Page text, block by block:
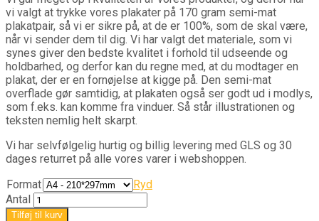
vi valgt at trykke vores plakater på 170 gram semi-mat
plakatpair, så vi er sikre på, at de er 100%, som de skal være,
når vi sender dem til dig. Vi har valgt det materiale, som vi
synes giver den bedste kvalitet i forhold til udseende og
holdbarhed, og derfor kan du regne med, at du modtager en
plakat, der er en fornøjelse at kigge på. Den semi-mat
overflade gør samtidig, at plakaten også ser godt ud i modlys,
som f.eks. kan komme fra vinduer. Så står illustrationen og
teksten nemlig helt skarpt.
Vi har selvfølgelig hurtig og billig levering med GLS og 30
dages returret på alle vores varer i webshoppen.
Format
Ryd
Antal
Tilføj til kurv